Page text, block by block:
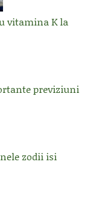
vitamina K la
previziuni
zodii isi